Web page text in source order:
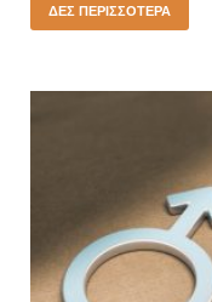
ΔΕΣ ΠΕΡΙΣΣΌΤΕΡΑ